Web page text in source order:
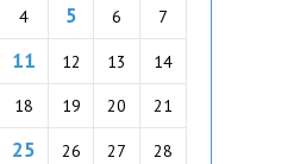
4 5 6 7
11 12 13 14
18 19 20 21
25 26 27 28